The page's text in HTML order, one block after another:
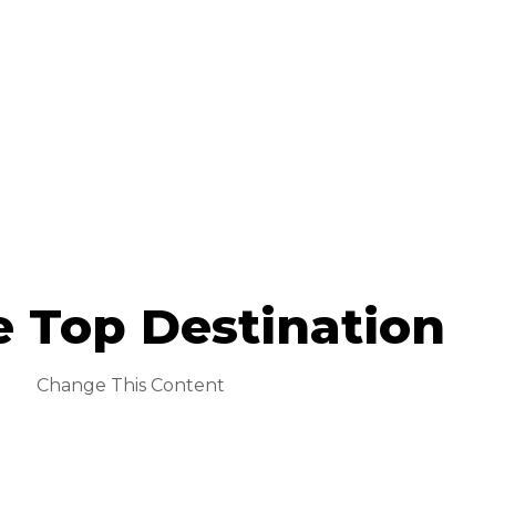
Top Destination
Change This Content